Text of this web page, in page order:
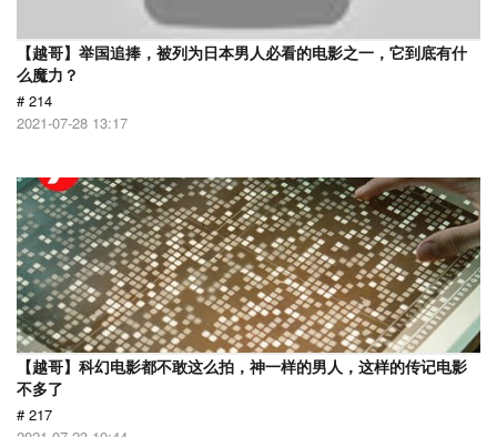
【越哥】举国追捧，被列为日本男人必看的电影之一，它到底有什
么魔力？
# 214
2021-07-28 13:17
【越哥】科幻电影都不敢这么拍，神一样的男人，这样的传记电影
不多了
# 217